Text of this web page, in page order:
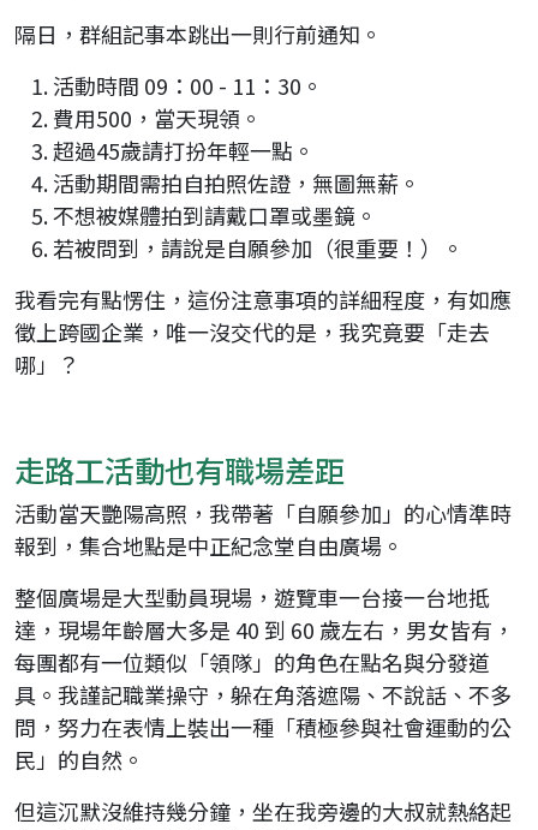
隔日，群組記事本跳出一則行前通知。
活動時間 09：00 - 11：30。
費用500，當天現領。
超過45歲請打扮年輕一點。
活動期間需拍自拍照佐證，無圖無薪。
不想被媒體拍到請戴口罩或墨鏡。
若被問到，請說是自願參加（很重要！）。
我看完有點愣住，這份注意事項的詳細程度，有如應
徵上跨國企業，唯一沒交代的是，我究竟要「走去
哪」？
走路工活動也有職場差距
活動當天艷陽高照，我帶著「自願參加」的心情準時
報到，集合地點是中正紀念堂自由廣場。
整個廣場是大型動員現場，遊覽車一台接一台地抵
達，現場年齡層大多是 40 到 60 歲左右，男女皆有，
每團都有一位類似「領隊」的角色在點名與分發道
具。我謹記職業操守，躲在角落遮陽、不說話、不多
問，努力在表情上裝出一種「積極參與社會運動的公
民」的自然。
但這沉默沒維持幾分鐘，坐在我旁邊的大叔就熱絡起